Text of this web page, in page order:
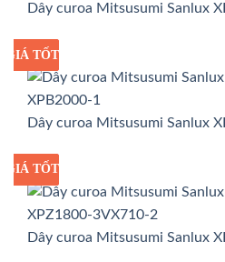
Dây curoa Mitsusumi Sanlux
GIÁ SỈ
GIÁ TỐT
Dây curoa Mitsusumi Sanlux
GIÁ SỈ
GIÁ TỐT
Dây curoa Mitsusumi Sanlux